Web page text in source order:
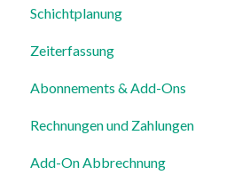
Einstellungen
Mitarbeiterverwaltung
Mitarbeiterprofile &
Standorte & Arbeitsbereiche
Zeiterfassung, Soll-Stunden &
Dienstplanung & Spezialfälle
Schichtplanung
Zeiterfassung
Abonnements & Add-Ons
Rechnungen und Zahlungen
Add-On Abbrechnung